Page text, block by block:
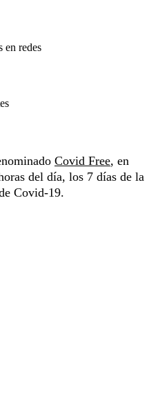
en redes
Covid Free, en
del día, los 7 días de la
Covid-19.